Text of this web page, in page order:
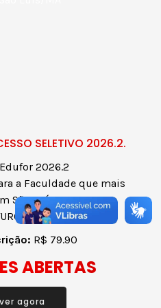
SELETIVO 2026.2.
2026.2
a Faculdade que mais
São Luís.
R$ 79.90
ABERTAS
agora